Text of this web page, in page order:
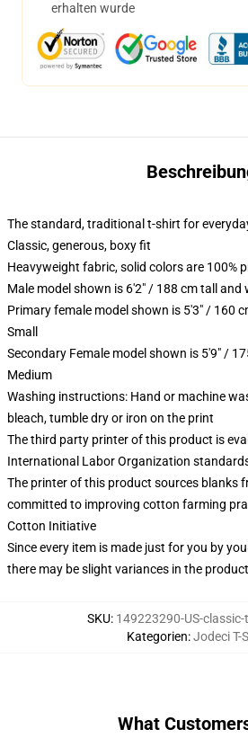
erhalten wurde
The standard, traditional t-shirt for
Classic, generous, boxy fit
Heavyweight fabric, solid colors are 100%
Male model shown is 6'2" / 188 cm tall and
Primary female model shown is 5'3" / 160
Small
Secondary Female model shown is 5'9" /
Medium
Washing instructions: Hand or machine
bleach, tumble dry or iron on the print
The third party printer of this product is
International Labor Organization
The printer of this product sources blanks
committed to improving cotton farming
Cotton Initiative
Since every item is made just for you by
there may be slight variances in the
SKU: 149223290-US-classic-
Kategorien:Jodeci T-
What